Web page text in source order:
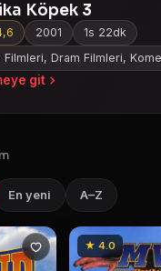
Köpek 3
2001
1s 22dk
Filmleri, Dram Filmleri,
git
En yeni A–Z
★ 4.0